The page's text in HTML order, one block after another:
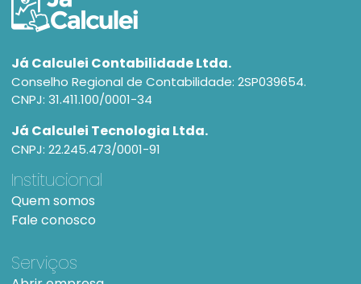
Já Calculei Contabilidade Ltda.
Conselho Regional de Contabilidade: 2SP039654.
CNPJ: 31.411.100/0001-34
Já Calculei Tecnologia Ltda.
CNPJ: 22.245.473/0001-91
Institucional
Quem somos
Fale conosco
Serviços